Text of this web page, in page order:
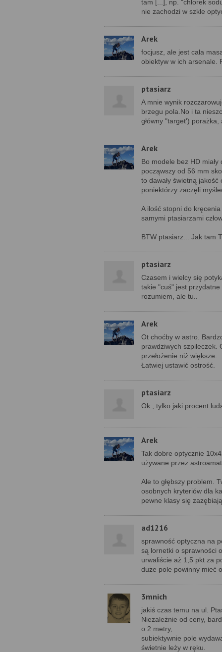
tam [...], np. "chlorek
nie zachodzi w szkle
Arek
focjusz, ale jest cała
obiektyw w ich arsenale.
ptasiarz
A mnie wynik
brzegu pola.No i ta
główny "target') porażka,
Arek
Bo modele bez HD
począwszy od 56 mm
to dawały świetną
poniektórzy zaczęli
A ilość stopni do
samymi ptasiarzami
BTW ptasiarz... Jak tam
ptasiarz
Czasem i wielcy się
takie "cuś" jest
rozumiem, ale tu..
Arek
Ot choćby w astro.
prawdziwych szpileczek.
przełożenie niż większe.
Łatwiej ustawić ostrość.
ptasiarz
Ok., tylko jaki procent
Arek
Tak dobre optycznie
używane przez
Ale to głębszy problem.
osobnych kryteriów dla
pewne klasy się
ad1216
sprawność optyczna na
są lornetki o sprawności
urwaliście aż 1,5 pkt za
duże pole powinny mieć
3mnich
jakiś czas temu na ul.
Niezależnie od ceny,
o 2 metry,
subiektywnie pole
świetnie leży w ręku.